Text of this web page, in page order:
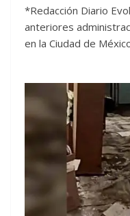
*Redacción Diario
anteriores
en la Ciudad de